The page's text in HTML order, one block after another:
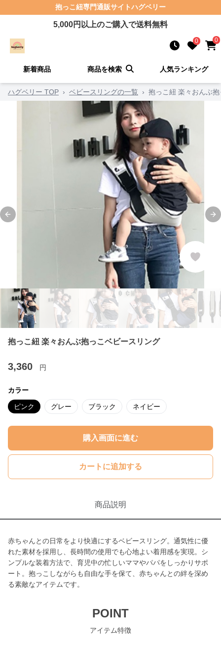
抱っこ紐専門通販サイトハグベリー
5,000円以上のご購入で送料無料
0 0
新着商品 商品を検索 人気ランキング
ハグベリー TOP › ベビースリングの一覧 › 抱っこ紐 楽々おんぶ
Previous slide
抱っこ紐 楽々おんぶ抱っこベビースリング
3,360 円
カラー
ピンク グレー ブラック ネイビー
購入画面に進む
カートに追加する
商品説明
赤ちゃんとの日常をより快適にするベビースリング。通気性に優
れた素材を採用し、長時間の使用でも心地よい着用感を実現。シ
ンプルな装着方法で、育児中の忙しいママやパパをしっかりサポ
ート。抱っこしながらも自由な手を保て、赤ちゃんとの絆を深め
る素敵なアイテムです。
POINT
アイテム特徴